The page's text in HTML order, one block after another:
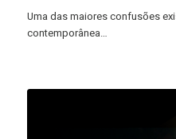
Uma das maiores confusões
contemporânea…